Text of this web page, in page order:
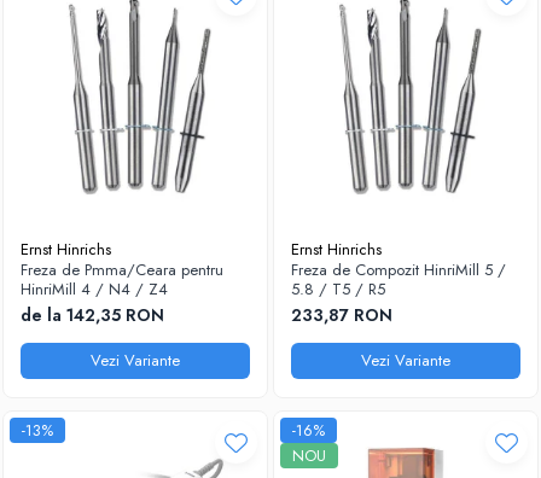
Ernst Hinrichs
Freza de Pmma/Ceara pentru
HinriMill 4 / N4 / Z4
de la 142,35 RON
Vezi Variante
Ernst Hinrichs
Freza de Compozit HinriMill 5 /
5.8 / T5 / R5
233,87 RON
Vezi Variante
-13%
-16%
NOU